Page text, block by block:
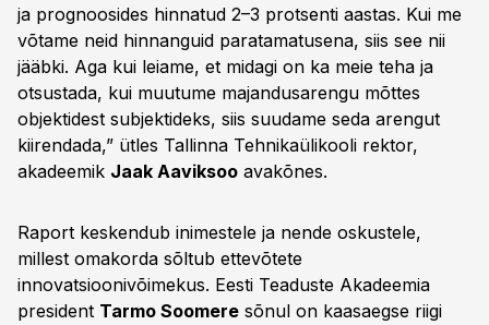
ja prognoosides hinnatud 2–3 protsenti aastas. Kui me
võtame neid hinnanguid paratamatusena, siis see nii
jääbki. Aga kui leiame, et midagi on ka meie teha ja
otsustada, kui muutume majandusarengu mõttes
objektidest subjektideks, siis suudame seda arengut
kiirendada,” ütles Tallinna Tehnikaülikooli rektor,
akadeemik Jaak Aaviksoo avakõnes.
Raport keskendub inimestele ja nende oskustele,
millest omakorda sõltub ettevõtete
innovatsioonivõimekus. Eesti Teaduste Akadeemia
president Tarmo Soomere sõnul on kaasaegse riigi